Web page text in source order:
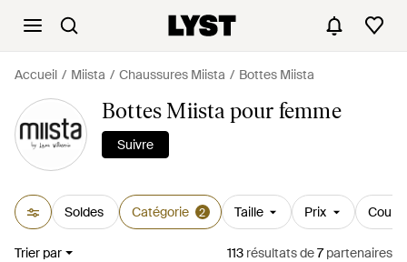
Accueil Miista Chaussures Miista Bottes Miista
Bottes Miista pour femme
Suivre
Soldes Catégorie 2 Taille Prix
Trier par 113 résultatsde7partenaires